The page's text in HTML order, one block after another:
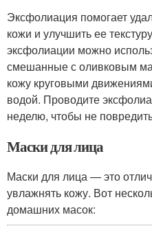
Эксфолиация помогает
кожи и улучшить ее
эксфолиации можно
смешанные с оливковым
кожу круговыми
водой. Проводите
неделю, чтобы не
Маски для лица
Маски для лица — это
увлажнять кожу. Вот
домашних масок: